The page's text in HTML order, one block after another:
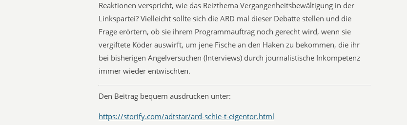
Reaktionen verspricht, wie das Reizthema Vergangenheitsbewältigung in der
Linkspartei? Vielleicht sollte sich die ARD mal dieser Debatte stellen und die
Frage erörtern, ob sie ihrem Programmauftrag noch gerecht wird, wenn sie
vergiftete Köder auswirft, um jene Fische an den Haken zu bekommen, die ihr
bei bisherigen Angelversuchen (Interviews) durch journalistische Inkompetenz
immer wieder entwischten.
Den Beitrag bequem ausdrucken unter:
https://storify.com/adtstar/ard-schie-t-eigentor.html